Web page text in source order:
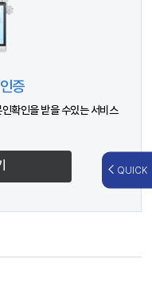
증
확인을 받을 수있는 서비스
QUICK